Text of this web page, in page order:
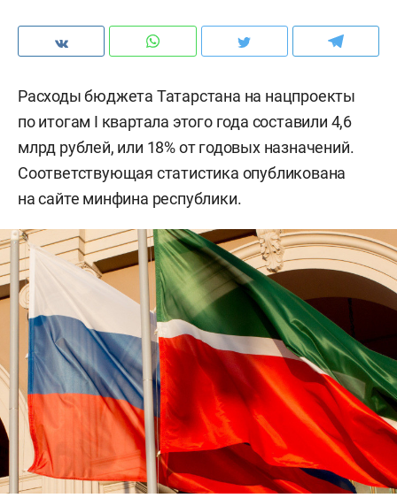
Расходы бюджета Татарстана на нацпроекты
по итогам I квартала этого года составили 4,6
млрд рублей, или 18% от годовых назначений.
Соответствующая статистика опубликована
на сайте минфина республики.